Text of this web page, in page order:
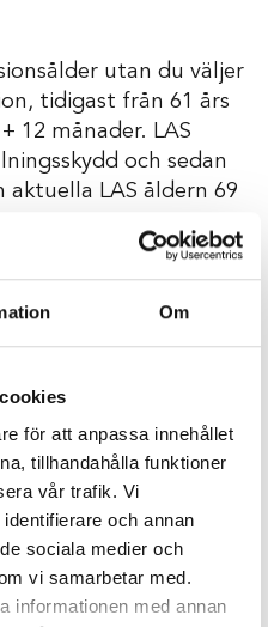
Om
för att anpassa innehållet
tillhandahålla funktioner
vår trafik. Vi
och annan
sociala medier och
vi samarbetar med.
informationen med annan
utan du väljer
tidigast från 61 års
12 månader. LAS
och sedan
aktuella LAS åldern 69
uttaget för den
är 70 år.